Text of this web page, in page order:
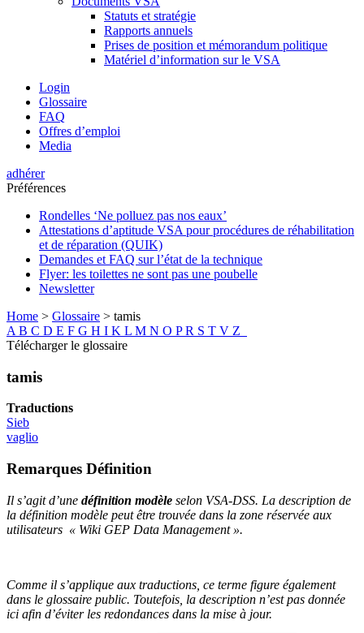
Statuts et stratégie
Rapports annuels
Prises de position et mémorandum politique
Matériel d’information sur le VSA
Login
Glossaire
FAQ
Offres d’emploi
Media
adhérer
Préférences
Rondelles ‘Ne polluez pas nos eaux’
Attestations d’aptitude VSA pour procédures de réhabilitation
et de réparation (QUIK)
Demandes et FAQ sur l’état de la technique
Flyer: les toilettes ne sont pas une poubelle
Newsletter
Home > Glossaire > tamis
A B C D E F G H I K L M N O PR S T V Z
Télécharger le glossaire
tamis
Traductions
Sieb
vaglio
Remarques Définition
Il s’agit d’une définition modèle selon VSA-DSS. La description de
la définition modèle peut être trouvée dans la zone réservée aux
utilisateurs « Wiki GEP Data Management ».
Comme il s’applique aux traductions, ce terme figure également
dans le glossaire public. Toutefois, la description n’est pas donnée
ici afin d’éviter les redondances dans la mise à jour.